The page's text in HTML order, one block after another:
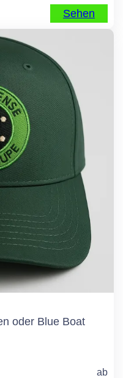
Sehen
oder Blue Boat
ab